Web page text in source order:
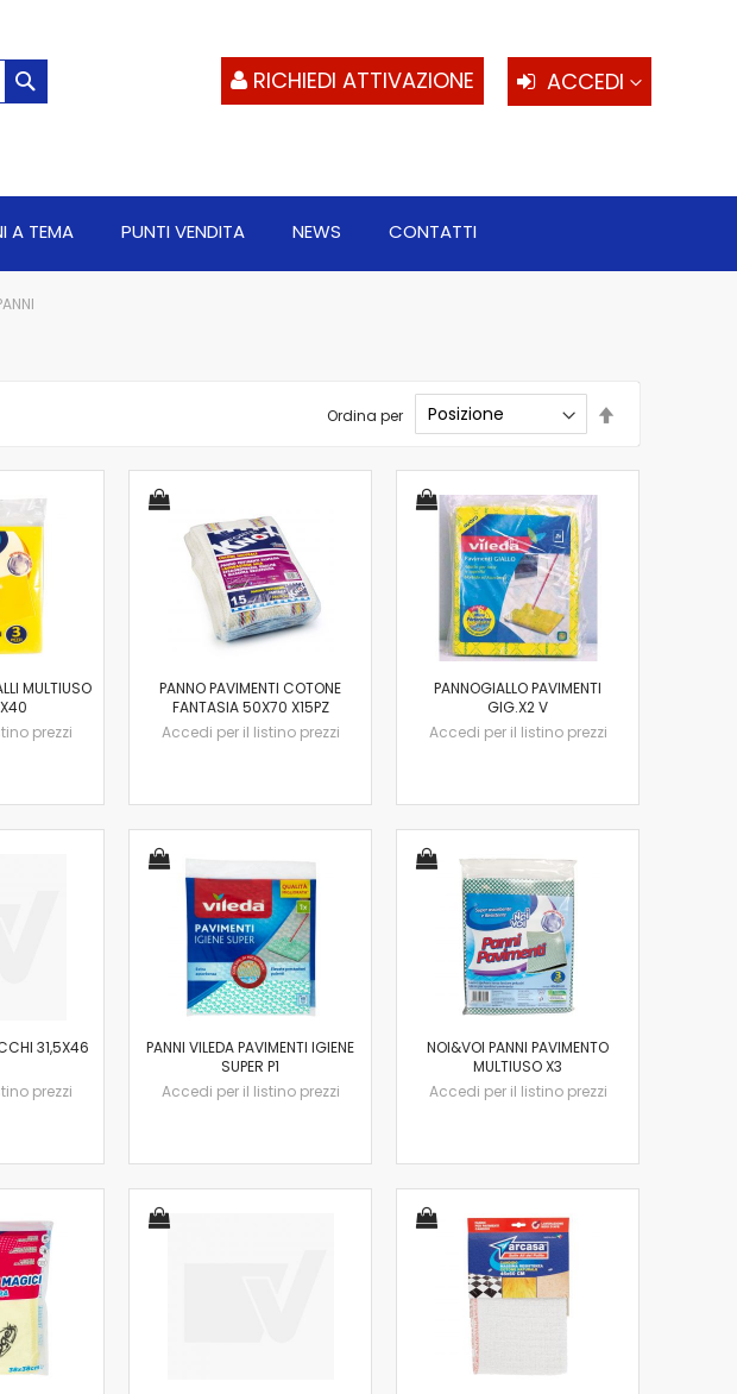
ACCEDI
RICHIEDI ATTIVAZIONE
A TEMA PUNTI VENDITA NEWS CONTATTI
Ordina per
direzione
decrescente
MULTIUSO
prezzi
PANNO PAVIMENTI COTONE
FANTASIA 50X70 X15PZ
Accedi per il listino prezzi
PANNOGIALLO PAVIMENTI
GIG.X2 V
Accedi per il listino prezzi
31,5X46
prezzi
PANNI VILEDA PAVIMENTI IGIENE
SUPER P1
Accedi per il listino prezzi
NOI&VOI PANNI PAVIMENTO
MULTIUSO X3
Accedi per il listino prezzi